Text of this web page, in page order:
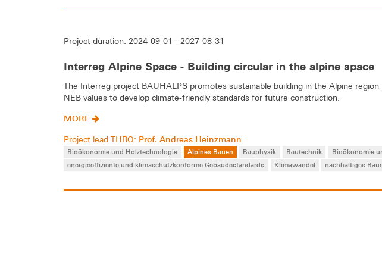
Project duration: 2024-09-01 - 2027-08-31
Interreg Alpine Space - Building circular in the alpine space
The Interreg project BAUHALPS promotes sustainable building in the Alpine
NEB values to develop climate-friendly standards for future construction.
MORE
Project lead THRO: Prof. Andreas Heinzmann
Bioökonomie und Holztechnologie Alpines Bauen Bauphysik Bautechnik
Bioökonomie
energieeffiziente und klimaschutzkonforme Gebäudestandards
Klimawandel nachhaltiges